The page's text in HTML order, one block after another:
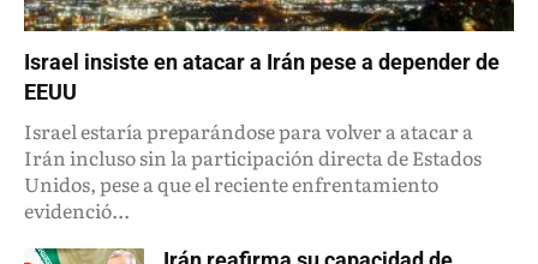
Israel insiste en atacar a Irán pese a depender de
EEUU
Israel estaría preparándose para volver a atacar a
Irán incluso sin la participación directa de Estados
Unidos, pese a que el reciente enfrentamiento
evidenció...